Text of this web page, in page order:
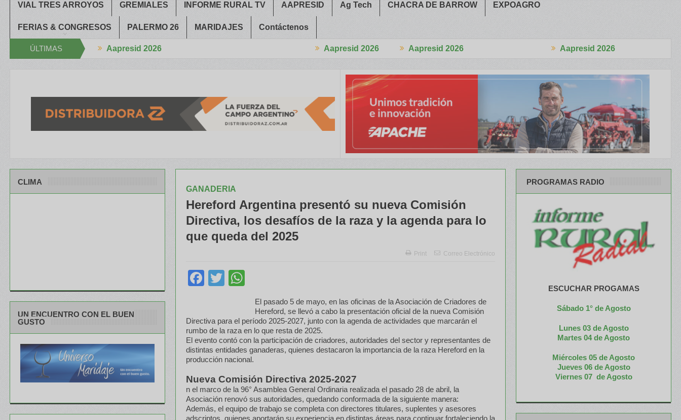
VIAL TRES ARROYOS GREMIALES INFORME RURAL TV AAPRESID Ag Tech CHACRA DE BARROW EXPOAGRO
FERIAS & CONGRESOS PALERMO 26 MARIDAJES Contáctenos
ÚLTIMAS
Aapresid 2026 Aapresid 2026
GANADERIA
Hereford Argentina presentó su nueva Comisión
Directiva, los desafíos de la raza y la agenda para lo
que queda del 2025
Print Correo Electrónico
Facebook
Twitter
El pasado 5 de mayo, en las oficinas de la Asociación de Criadores de
Hereford, se llevó a cabo la presentación oficial de la nueva Comisión
Directiva para el período 2025-2027, junto con la agenda de actividades que marcarán el
rumbo de la raza en lo que resta de 2025.
El evento contó con la participación de criadores, autoridades del sector y representantes de
distintas entidades ganaderas, quienes destacaron la importancia de la raza Hereford en la
producción nacional.
Nueva Comisión Directiva 2025-2027
n el marco de la 96° Asamblea General Ordinaria realizada el pasado 28 de abril, la
Asociación renovó sus autoridades, quedando conformada de la siguiente manera:
Además, el equipo de trabajo se completa con directores titulares, suplentes y asesores
adscriptos, quienes aportarán su experiencia en distintas áreas para continuar fortaleciendo la
CLIMA
UN ENCUENTRO CON EL BUEN
GUSTO
PROGRAMAS RADIO
ESCUCHAR PROGAMAS
Sábado 1° de Agosto
Lunes 03 de Agosto
Martes 04 de Agosto
Miércoles 05 de Agosto
Jueves 06 de Agosto
Viernes 07 de Agosto